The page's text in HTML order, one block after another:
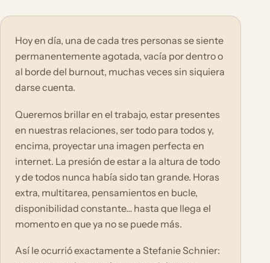
Hoy en día, una de cada tres personas se siente
permanentemente agotada, vacía por dentro o
al borde del burnout, muchas veces sin siquiera
darse cuenta.
Queremos brillar en el trabajo, estar presentes
en nuestras relaciones, ser todo para todos y,
encima, proyectar una imagen perfecta en
internet. La presión de estar a la altura de todo
y de todos nunca había sido tan grande. Horas
extra, multitarea, pensamientos en bucle,
disponibilidad constante… hasta que llega el
momento en que ya no se puede más.
Así le ocurrió exactamente a Stefanie Schnier: